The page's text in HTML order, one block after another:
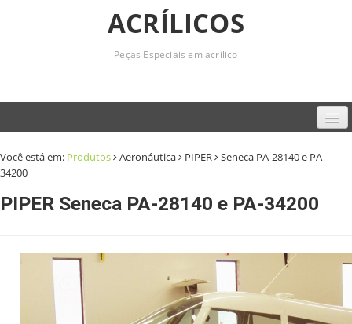
ACRÍLICOS
Peças Especiais em acrílico
Produtos
Contato
Você está em: Produtos Aeronáutica PIPER
Seneca PA-28140 e PA-
34200
PIPER Seneca PA-28140 e PA-34200